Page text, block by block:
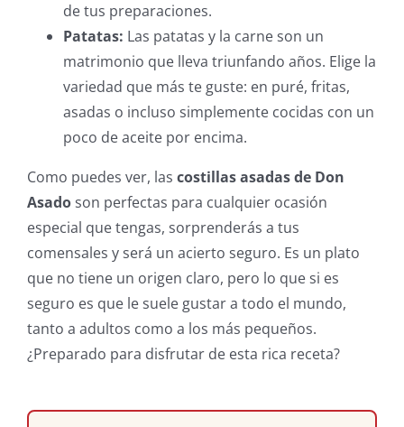
de tus preparaciones.
Patatas: Las patatas y la carne son un
matrimonio que lleva triunfando años. Elige la
variedad que más te guste: en puré, fritas,
asadas o incluso simplemente cocidas con un
poco de aceite por encima.
Como puedes ver, las costillas asadas de Don
Asadoson perfectas para cualquier ocasión
especial que tengas, sorprenderás a tus
comensales y será un acierto seguro. Es un plato
que no tiene un origen claro, pero lo que si es
seguro es que le suele gustar a todo el mundo,
tanto a adultos como a los más pequeños.
¿Preparado para disfrutar de esta rica receta?